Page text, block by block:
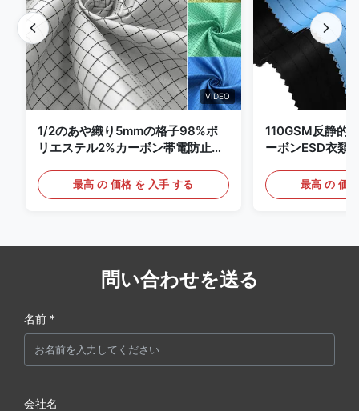
VIDEO
1/2のあや織り5mmの格子98%ポ
リエステル2%カーボン帯電防止衣
最高 の 価格 を 入手 する
110GSM反静的
ーボンESD衣類
最高 の 価
問い合わせを送る
名前 *
会社名